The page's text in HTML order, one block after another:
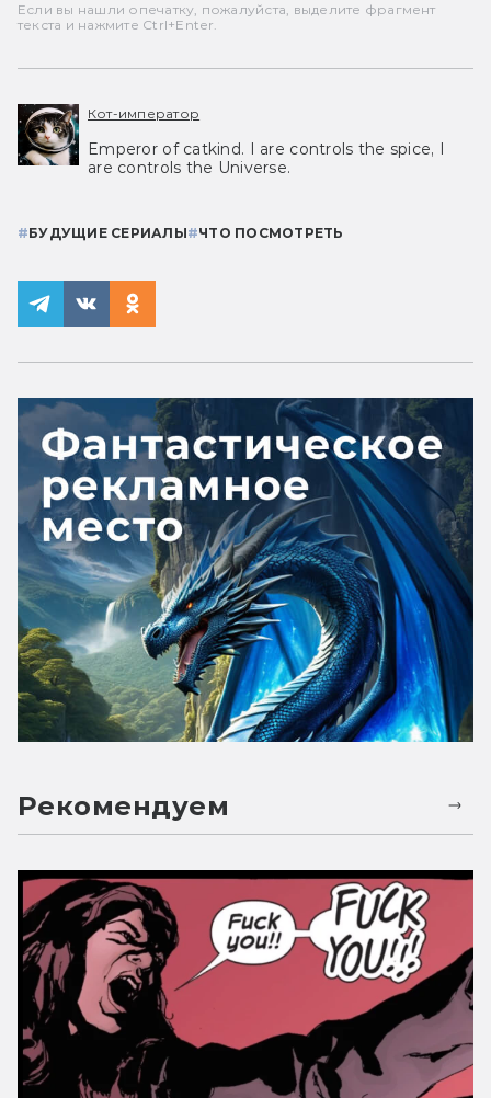
Если вы нашли опечатку, пожалуйста, выделите фрагмент
текста и нажмите Ctrl+Enter.
Кот-император
Emperor of catkind. I are controls the spice, I
are controls the Universe.
#БУДУЩИЕ СЕРИАЛЫ#ЧТО ПОСМОТРЕТЬ
Рекомендуем